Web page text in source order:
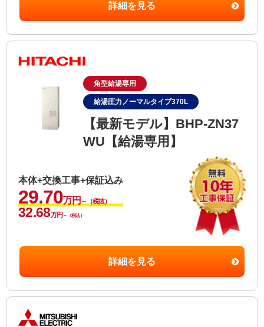
詳細を見る
角型給湯専用
給湯圧力ノーマルタイプ370L
【最新モデル】BHP-ZN37
WU【給湯専用】
本体+交換工事+保証込み
29.70万円 ～（税抜）
32.68万円 ～（税込）
詳細を見る